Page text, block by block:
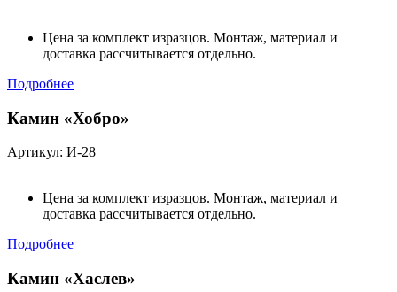
Цена за комплект изразцов. Монтаж, материал и
доставка рассчитывается отдельно.
Подробнее
Камин «Хобро»
Артикул: И-28
Цена за комплект изразцов. Монтаж, материал и
доставка рассчитывается отдельно.
Подробнее
Камин «Хаслев»